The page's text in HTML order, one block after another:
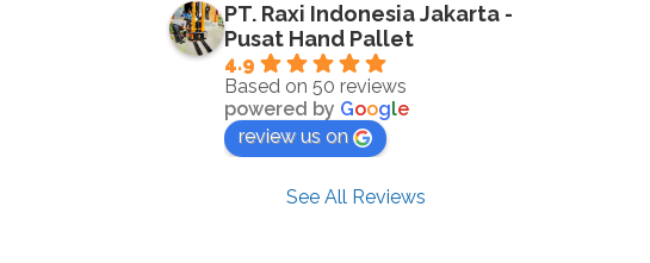
PT. Raxi Indonesia Jakarta -
Pusat Hand Pallet
4.9
Based on 50 reviews
powered by Google
review us on
See All Reviews